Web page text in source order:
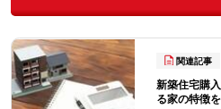
関連記事
新築住宅購
る家の特徴